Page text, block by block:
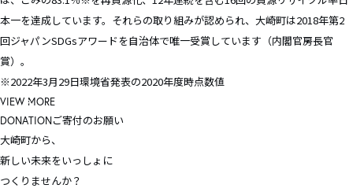
本一を達成しています。それらの取り組みが認められ、大崎町は2018年第2
回ジャパンSDGsアワードを自治体で唯一受賞しています（内閣官房長官
賞）。
※2022年3月29日環境省発表の2020年度時点数値
VIEW MORE
DONATIONご寄付のお願い
大崎町から、
新しい未来をいっしょに
つくりませんか？